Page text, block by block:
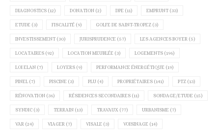
DIAGNOSTICS (12) DONATION (2) DPE (11) EMPRUNT (33)
ETUDE (3) FISCALITÉ (9) GOLFE DE SAINT-TROPEZ (3)
INVESTISSEMENT (30) JURISPRUDENCE (57) LES AGENCES BOYER (5)
LOCATAIRES (92) LOCATION MEUBLÉE (3) LOGEMENTS (196)
LOI ELAN (7) LOYERS (9) PERFORMANCE ÉNERGÉTIQUE (19)
PINEL (7) PISCINE (3) PLU (4) PROPRIÉTAIRES (141) PTZ (13)
RÉNOVATION (36) RÉSIDENCES SECONDAIRES (11) SONDAGE/ETUDE (15)
SYNDIC (3) TERRAIN (13) TRAVAUX (77) URBANISME (7)
VAR (24) VIAGER (7) VISALE (3) VOISINAGE (14)